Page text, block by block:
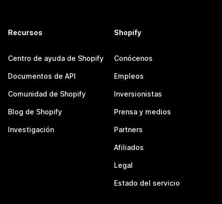
Recursos
Centro de ayuda de Shopify
Documentos de API
Comunidad de Shopify
Blog de Shopify
Investigación
Shopify
Conócenos
Empleos
Inversionistas
Prensa y medios
Partners
Afiliados
Legal
Estado del servicio